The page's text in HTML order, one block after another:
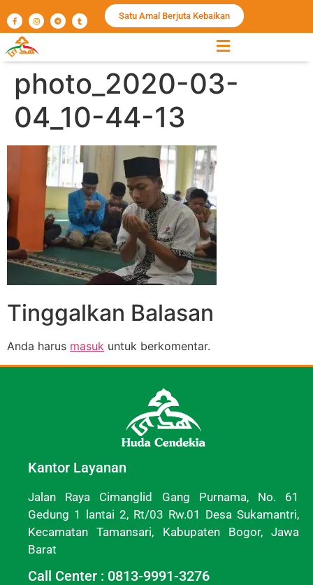
Satu Amal Berjuta Kebaikan
photo_2020-03-
04_10-44-13
Tinggalkan Balasan
Anda harus masuk untuk berkomentar.
Kantor Layanan
Jalan Raya Cimanglid Gang Purnama, No. 61
Gedung 1 lantai 2, Rt/03 Rw.01 Desa Sukamantri,
Kecamatan Tamansari, Kabupaten Bogor, Jawa
Barat
Call Center : 0813-9991-3276